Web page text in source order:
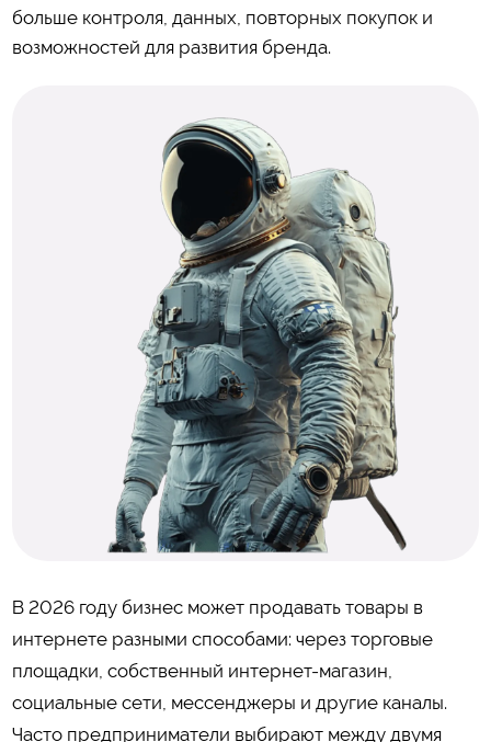
больше контроля, данных, повторных покупок и
возможностей для развития бренда.
В 2026 году бизнес может продавать товары в
интернете разными способами: через торговые
площадки, собственный интернет-магазин,
социальные сети, мессенджеры и другие каналы.
Часто предприниматели выбирают между двумя